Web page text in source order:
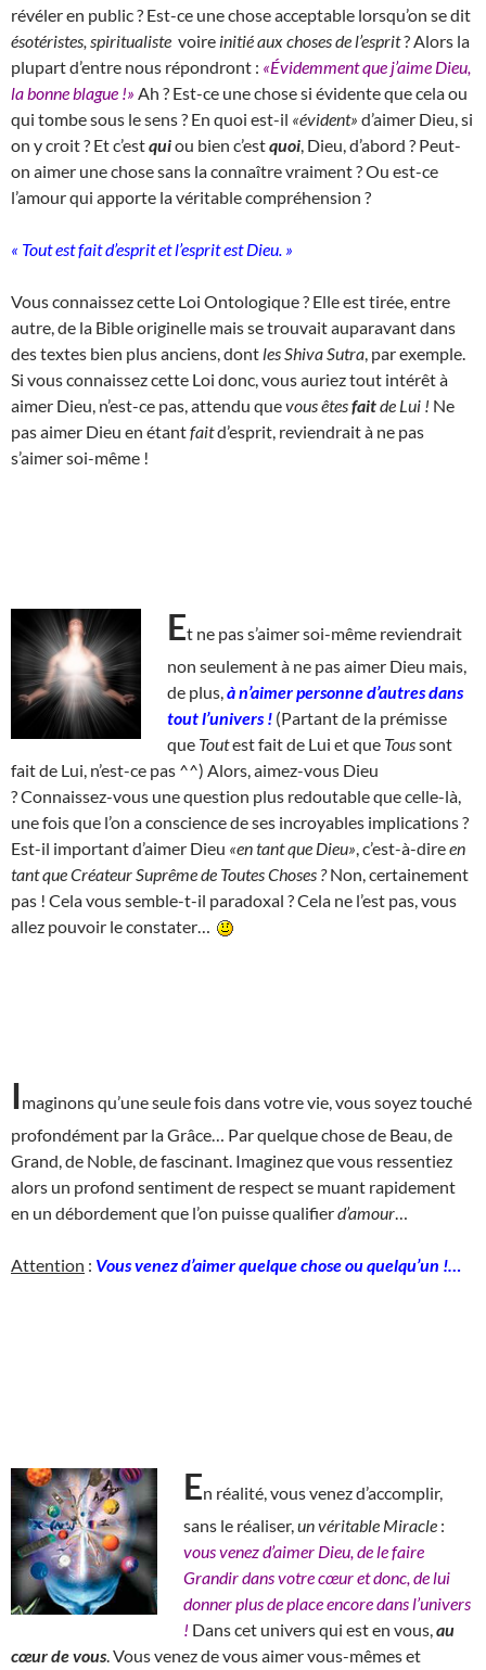
révéler en public ? Est-ce une chose acceptable lorsqu’on se dit
ésotéristes, spiritualiste voire initié aux choses de l’esprit? Alors la
plupart d’entre nous répondront : «Évidemment que j’aime Dieu,
la bonne blague !» Ah ? Est-ce une chose si évidente que cela ou
qui tombe sous le sens ? En quoi est-il «évident» d’aimer Dieu, si
on y croit ? Et c’estquiou bien c’estquoi , Dieu, d’abord ? Peut-
on aimer une chose sans la connaître vraiment ? Ou est-ce
l’amour qui apporte la véritable compréhension ?
« Tout est fait d’esprit et l’esprit est Dieu. »
Vous connaissez cette Loi Ontologique ? Elle est tirée, entre
autre, de la Bible originelle mais se trouvait auparavant dans
des textes bien plus anciens, dont les Shiva Sutra , par exemple.
Si vous connaissez cette Loi donc, vous auriez tout intérêt à
aimer Dieu, n’est-ce pas, attendu quevous êtesfaitde Lui ! Ne
pas aimer Dieu en étantfaitd’esprit, reviendrait à ne pas
s’aimer soi-même !
Et ne pas s’aimer soi-même reviendrait
non seulement à ne pas aimer Dieu mais,
de plus, à n’aimer personne d’autres dans
tout l’univers ! (Partant de la prémisse
que Toutest fait de Lui et que Toussont
fait de Lui, n’est-ce pas ^^) Alors, aimez-vous Dieu
? Connaissez-vous une question plus redoutable que celle-là,
une fois que l’on a conscience de ses incroyables implications ?
Est-il important d’aimer Dieu «en tant que Dieu» , c’est-à-direen
tant que Créateur Suprême de Toutes Choses ?Non, certainement
pas ! Cela vous semble-t-il paradoxal ? Cela ne l’est pas, vous
allez pouvoir le constater…
Imaginons qu’une seule fois dans votre vie, vous soyez touché
profondément par la Grâce… Par quelque chose de Beau, de
Grand, de Noble, de fascinant. Imaginez que vous ressentiez
alors un profond sentiment de respect se muant rapidement
en un débordement que l’on puisse qualifierd’amour
Attention : Vous venez d’aimer quelque chose ou quelqu’un !…
En réalité, vous venez d’accomplir,
sans le réaliser, un véritable Miracle :
vous venez d’aimer Dieu, de le faire
Grandir dans votre cœur et donc, de lui
donner plus de place encore dans l’univers
! Dans cet univers qui est en vous, au
cœur de vous . Vous venez de vous aimer vous-mêmes et